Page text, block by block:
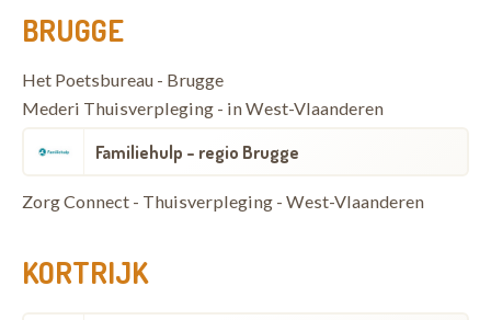
BRUGGE
Het Poetsbureau - Brugge
Mederi Thuisverpleging - in West-Vlaanderen
Familiehulp - regio Brugge
Zorg Connect - Thuisverpleging - West-Vlaanderen
KORTRIJK